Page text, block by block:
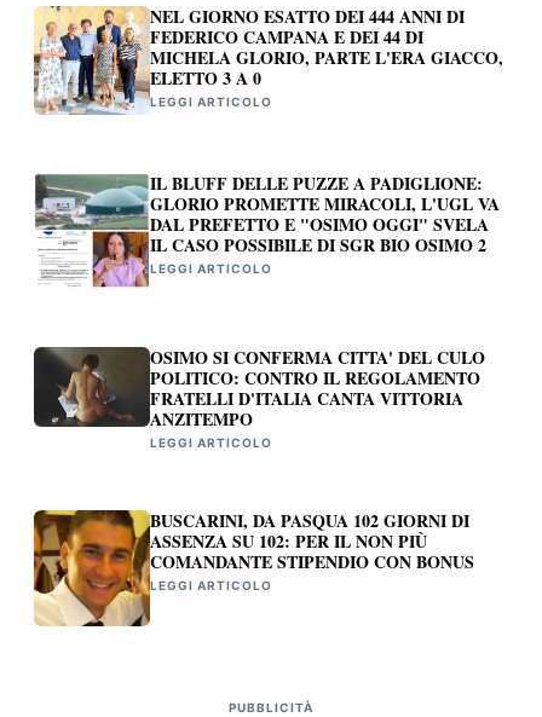
NEL GIORNO ESATTO DEI 444 ANNI DI
FEDERICO CAMPANA E DEI 44 DI
MICHELA GLORIO, PARTE L'ERA GIACCO,
ELETTO 3 A 0
LEGGI ARTICOLO
IL BLUFF DELLE PUZZE A PADIGLIONE:
GLORIO PROMETTE MIRACOLI, L'UGL VA
DAL PREFETTO E "OSIMO OGGI" SVELA
IL CASO POSSIBILE DI SGR BIO OSIMO 2
LEGGI ARTICOLO
OSIMO SI CONFERMA CITTA' DEL CULO
POLITICO: CONTRO IL REGOLAMENTO
FRATELLI D'ITALIA CANTA VITTORIA
ANZITEMPO
LEGGI ARTICOLO
BUSCARINI, DA PASQUA 102 GIORNI DI
ASSENZA SU 102: PER IL NON PIÙ
COMANDANTE STIPENDIO CON BONUS
LEGGI ARTICOLO
PUBBLICITÀ